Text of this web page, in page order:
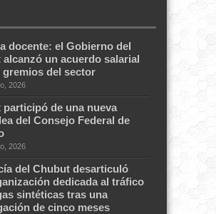
docente: el Gobierno del
alcanzó un acuerdo salarial
gremios del sector
2026
participó de una nueva
del Consejo Federal de
2026
del Chubut desarticuló
dedicada al tráfico
sintéticas tras una
de cinco meses